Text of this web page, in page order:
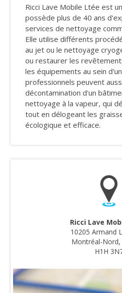
Ricci Lave Mobile Ltée est
possède plus de 40 ans
services de nettoyage
Elle utilise différents
au jet ou le nettoyage
ou restaurer les
les équipements au sein
professionnels peuvent
décontamination d'un
nettoyage à la vapeur, qui
tout en délogeant les
écologique et efficace.
Ricci Lave
10205 Armand
Montréal-Nord,
H1H